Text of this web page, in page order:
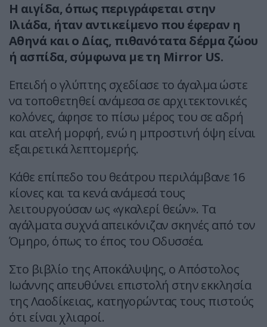
Η αιγίδα, όπως περιγράφεται στην
Ιλιάδα, ήταν αντικείμενο που έφεραν η
Αθηνά και ο Δίας, πιθανότατα δέρμα ζώου
ή ασπίδα, σύμφωνα με τη Mirror US.
Επειδή ο γλύπτης σχεδίασε το άγαλμα ώστε
να τοποθετηθεί ανάμεσα σε αρχιτεκτονικές
κολόνες, άφησε το πίσω μέρος του σε αδρή
και ατελή μορφή, ενώ η μπροστινή όψη είναι
εξαιρετικά λεπτομερής.
Κάθε επίπεδο του θεάτρου περιλάμβανε 16
κίονες και τα κενά ανάμεσά τους
λειτουργούσαν ως «γκαλερί θεών». Τα
αγάλματα συχνά απεικόνιζαν σκηνές από τον
Όμηρο, όπως το έπος του Οδυσσέα.
Στο βιβλίο της Αποκάλυψης, ο Απόστολος
Ιωάννης απευθύνει επιστολή στην εκκλησία
της Λαοδίκειας, κατηγορώντας τους πιστούς
ότι είναι χλιαροί.